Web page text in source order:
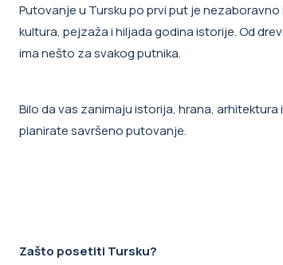
Putovanje u Tursku po prvi put je
kultura, pejzaža i hiljada godina istorije. Od
ima nešto za svakog putnika.
Bilo da vas zanimaju istorija, hrana,
planirate savršeno putovanje.
Zašto posetiti Tursku?